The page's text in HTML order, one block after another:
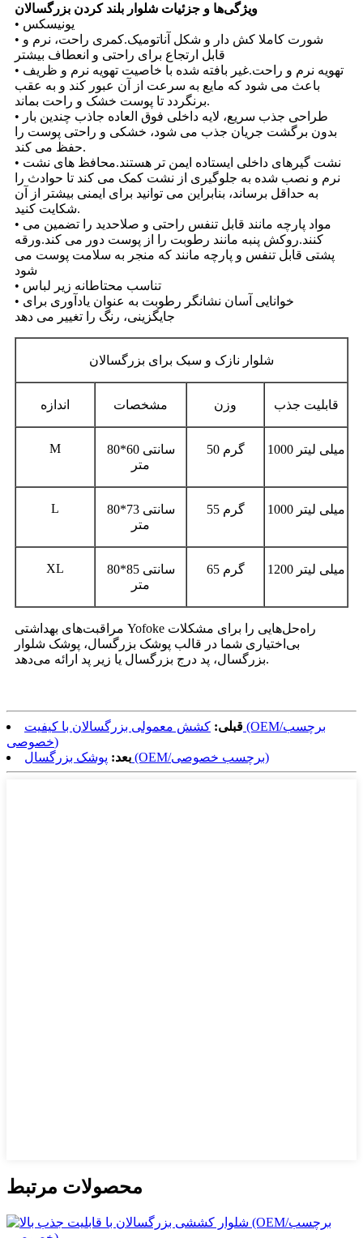
ویژگی‌ها و جزئیات شلوار بلند کردن بزرگسالان
• یونیسکس
• شورت کاملا کش دار و شکل آناتومیک.کمری راحت، نرم و
قابل ارتجاع برای راحتی و انعطاف بیشتر
• تهویه نرم و راحت.غیر بافته شده با خاصیت تهویه نرم و ظریف
باعث می شود که مایع به سرعت از آن عبور کند و به عقب
برنگردد تا پوست خشک و راحت بماند.
• طراحی جذب سریع، لایه داخلی فوق العاده جاذب چندین بار
بدون برگشت جریان جذب می شود، خشکی و راحتی پوست را
حفظ می کند.
• نشت گیرهای داخلی ایستاده ایمن تر هستند.محافظ های نشت
نرم و نصب شده به جلوگیری از نشت کمک می کند تا حوادث را
به حداقل برساند، بنابراین می توانید برای ایمنی بیشتر از آن
شکایت کنید.
• مواد پارچه مانند قابل تنفس راحتی و صلاحدید را تضمین می
کنند.روکش پنبه مانند رطوبت را از پوست دور می کند.ورقه
پشتی قابل تنفس و پارچه مانند که منجر به سلامت پوست می
شود
• تناسب محتاطانه زیر لباس
• خوانایی آسان نشانگر رطوبت به عنوان یادآوری برای
جایگزینی، رنگ را تغییر می دهد
شلوار نازک و سبک برای بزرگسالان
اندازه مشخصات وزن قابلیت جذب
M
80*60 سانتی
متر
50 گرم 1000 میلی لیتر
L
80*73 سانتی
متر
55 گرم 1000 میلی لیتر
XL
80*85 سانتی
متر
65 گرم 1200 میلی لیتر
مراقبت‌های بهداشتی Yofoke راه‌حل‌هایی را برای مشکلات
بی‌اختیاری شما در قالب پوشک بزرگسال، پوشک شلوار
بزرگسال، پد درج بزرگسال یا زیر پد ارائه می‌دهد.
قبلی: کشش معمولی بزرگسالان با کیفیت (OEM/برچسب
خصوصی)
بعد:
پوشک بزرگسال (OEM/برچسب خصوصی)
محصولات مرتبط